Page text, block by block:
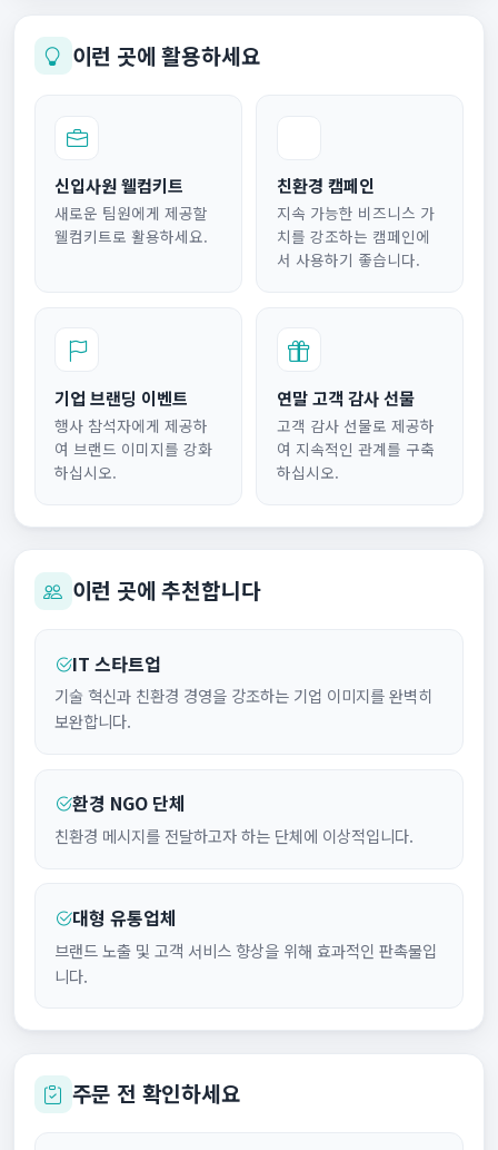
이런 곳에 활용하세요
신입사원 웰컴키트
새로운 팀원에게 제공할
웰컴키트로 활용하세요.
친환경 캠페인
지속 가능한 비즈니스 가
치를 강조하는 캠페인에
서 사용하기 좋습니다.
기업 브랜딩 이벤트
행사 참석자에게 제공하
여 브랜드 이미지를 강화
하십시오.
연말 고객 감사 선물
고객 감사 선물로 제공하
여 지속적인 관계를 구축
하십시오.
이런 곳에 추천합니다
IT 스타트업
기술 혁신과 친환경 경영을 강조하는 기업 이미지를 완벽히
보완합니다.
환경 NGO 단체
친환경 메시지를 전달하고자 하는 단체에 이상적입니다.
대형 유통업체
브랜드 노출 및 고객 서비스 향상을 위해 효과적인 판촉물입
니다.
주문 전 확인하세요